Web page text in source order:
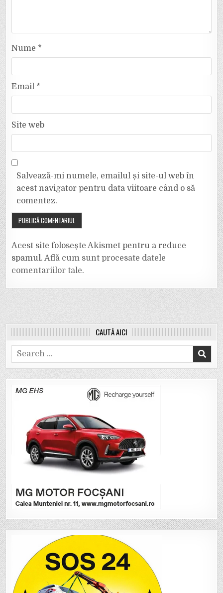
Nume *
Email *
Site web
Salvează-mi numele, emailul și site-ul web în
acest navigator pentru data viitoare când o să
comentez.
Acest site folosește Akismet pentru a reduce
spamul. Află cum sunt procesate datele
comentariilor tale.
CAUTĂ AICI
Search
for: